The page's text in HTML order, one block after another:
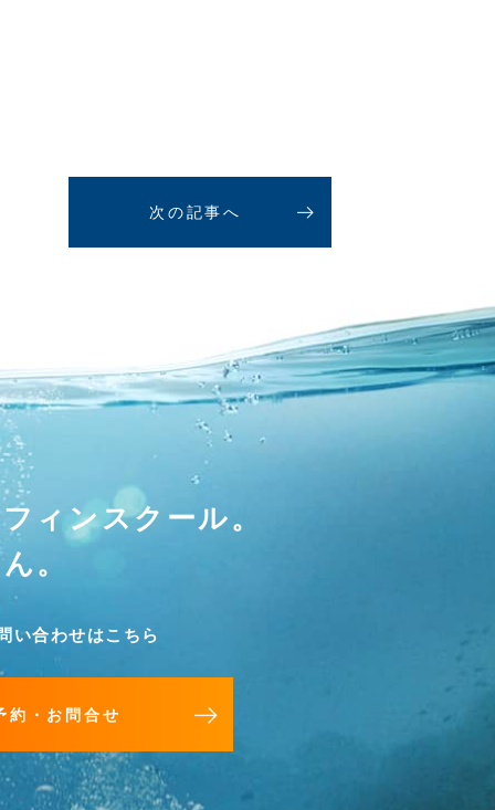
次の記事へ
ィンスクール。
。
い合わせはこちら
約・お問合せ